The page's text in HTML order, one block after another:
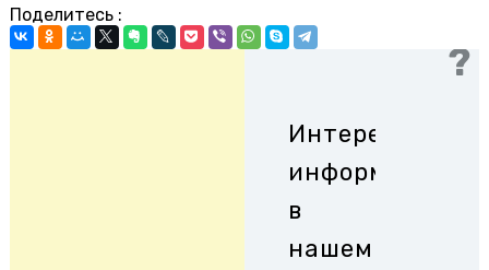
Поделитесь :
Интересная
информация
в
нашем